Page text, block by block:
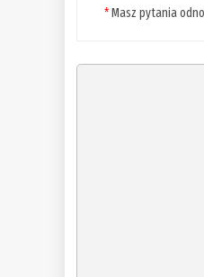
*Masz pytania